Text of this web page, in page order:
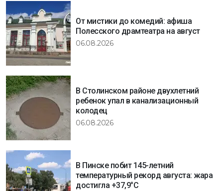
От мистики до комедий: афиша
Полесского драмтеатра на август
06.08.2026
В Столинском районе двухлетний
ребенок упал в канализационный
колодец
06.08.2026
В Пинске побит 145-летний
температурный рекорд августа: жара
достигла +37,9°C